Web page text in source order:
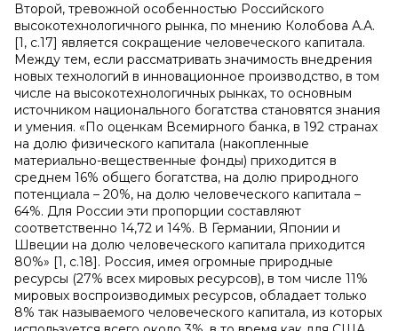
Второй, тревожной особенностью Российского
высокотехнологичного рынка, по мнению Колобова А.А.
[1, с.17] является сокращение человеческого капитала.
Между тем, если рассматривать значимость внедрения
новых технологий в инновационное производство, в том
числе на высокотехнологичных рынках, то основным
источником национального богатства становятся знания
и умения. «По оценкам Всемирного банка, в 192 странах
на долю физического капитала (накопленные
материально-вещественные фонды) приходится в
среднем 16% общего богатства, на долю природного
потенциала – 20%, на долю человеческого капитала –
64%. Для России эти пропорции составляют
соответственно 14,72 и 14%. В Германии, Японии и
Швеции на долю человеческого капитала приходится
80%» [1, с.18]. Россия, имея огромные природные
ресурсы (27% всех мировых ресурсов), в том числе 11%
мировых воспроизводимых ресурсов, обладает только
8% так называемого человеческого капитала, из которых